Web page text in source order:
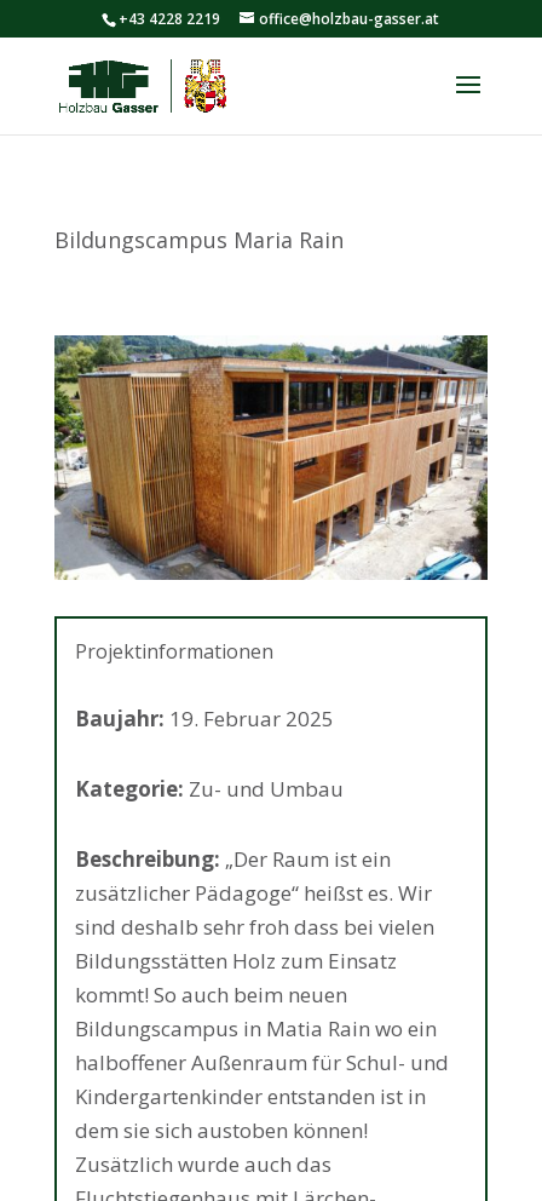
+43 4228 2219 office@holzbau-gasser.at
Bildungscampus Maria Rain
Projektinformationen
Baujahr: 19. Februar 2025
Kategorie: Zu- und Umbau
Beschreibung: „Der Raum ist ein
zusätzlicher Pädagoge“ heißst es. Wir
sind deshalb sehr froh dass bei vielen
Bildungsstätten Holz zum Einsatz
kommt! So auch beim neuen
Bildungscampus in Matia Rain wo ein
halboffener Außenraum für Schul- und
Kindergartenkinder entstanden ist in
dem sie sich austoben können!
Zusätzlich wurde auch das